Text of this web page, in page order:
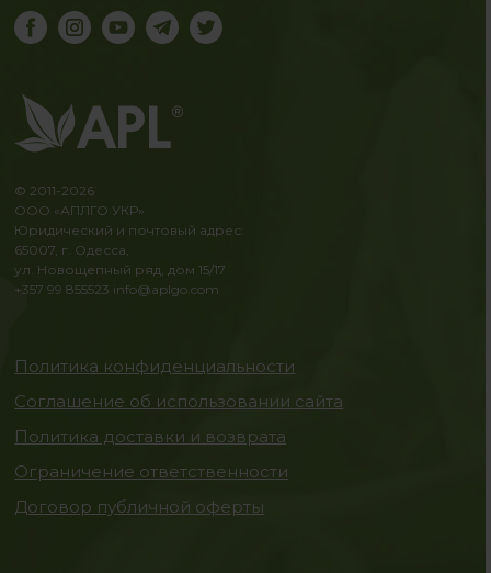
© 2011-2026
ООО «АПЛГО УКР»
Юридический и почтовый адрес:
65007, г. Одесса,
ул. Новощепный ряд, дом 15/17
+357 99 855523 info@aplgo.com
Политика конфиденциальности
Соглашение об использовании сайта
Политика доставки и возврата
Ограничение ответственности
Договор публичной оферты